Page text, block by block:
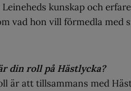
kunskap och
vad hon vill förmedla med
din roll på Hästlycka?
är att tillsammans med